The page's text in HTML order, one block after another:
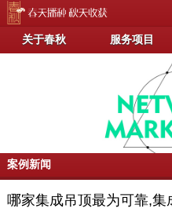
关于春秋 服务项目
案例新闻
哪家集成吊顶最为可靠,